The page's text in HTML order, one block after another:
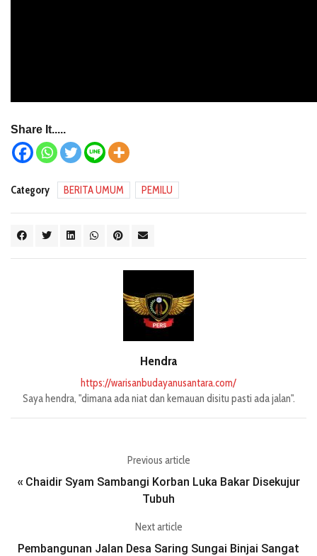
Share It.....
Category BERITA UMUM PEMILU
Hendra
https://warisanbudayanusantara.com/
Saya hendra, "dimana ada niat dan kemauan disitu pasti ada jalan".
Previous article
« Chaidir Syam Sambangi Korban Luka Bakar Disekujur
Tubuh
Next article
Pembangunan Jalan Desa Saring Sungai Binjai Sangat